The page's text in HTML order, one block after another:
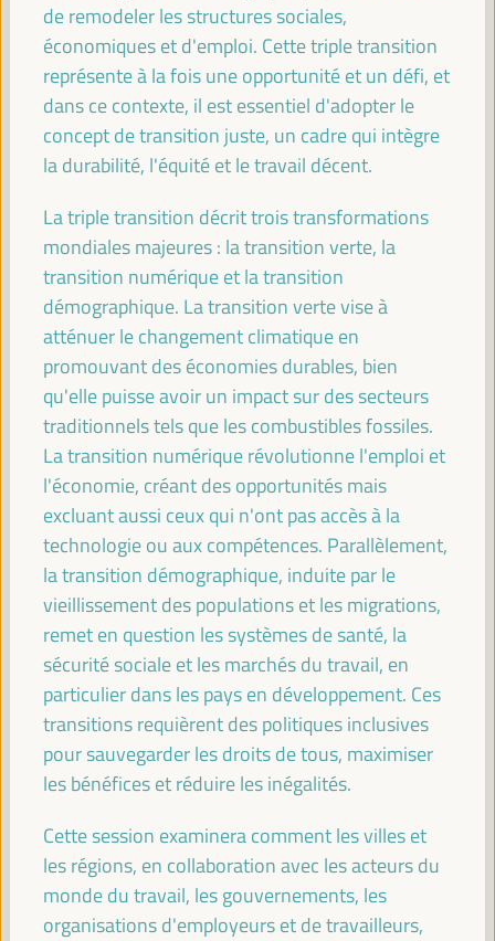
Saluer simultanément dans les salles principales
Toutes les salles -09:00 09:15
09:15
Renforcement des capacités et coresponsabilité
locale pour le développement endogène :
alliances multi-acteurs. Localiser le financement -
Le chemin vers Séville (I)
Dialogue politique
Auditorio 3 - 09:1511:00 Axe 2
La transition énergétique comme potentiel de
développement économique des territoires
Panneau de dialogue
Sala Madrid -09:15 11:00 Axe 1
Jeunesse, économie locale et innovation
Panneau de dialogue
Sala Bruselas - 09:15 11:00 Axe 3
Construire des territoires résilients : mettre en œuvre
des stratégies économiques durables
Sala París -09:15 11:00 Axe 1
Initiatives locales d’économie circulaire :
expériences internationales
de remodeler les structures sociales,
économiques et d'emploi. Cette triple transition
représente à la fois une opportunité et un défi, et
dans ce contexte, il est essentiel d'adopter le
concept de transition juste, un cadre qui intègre
la durabilité, l'équité et le travail décent.
La triple transition décrit trois transformations
mondiales majeures : la transition verte, la
transition numérique et la transition
démographique. La transition verte vise à
atténuer le changement climatique en
promouvant des économies durables, bien
qu'elle puisse avoir un impact sur des secteurs
traditionnels tels que les combustibles fossiles.
La transition numérique révolutionne l'emploi et
l'économie, créant des opportunités mais
excluant aussi ceux qui n'ont pas accès à la
technologie ou aux compétences. Parallèlement,
la transition démographique, induite par le
vieillissement des populations et les migrations,
remet en question les systèmes de santé, la
sécurité sociale et les marchés du travail, en
particulier dans les pays en développement. Ces
transitions requièrent des politiques inclusives
pour sauvegarder les droits de tous, maximiser
les bénéfices et réduire les inégalités.
Cette session examinera comment les villes et
les régions, en collaboration avec les acteurs du
monde du travail, les gouvernements, les
organisations d'employeurs et de travailleurs,